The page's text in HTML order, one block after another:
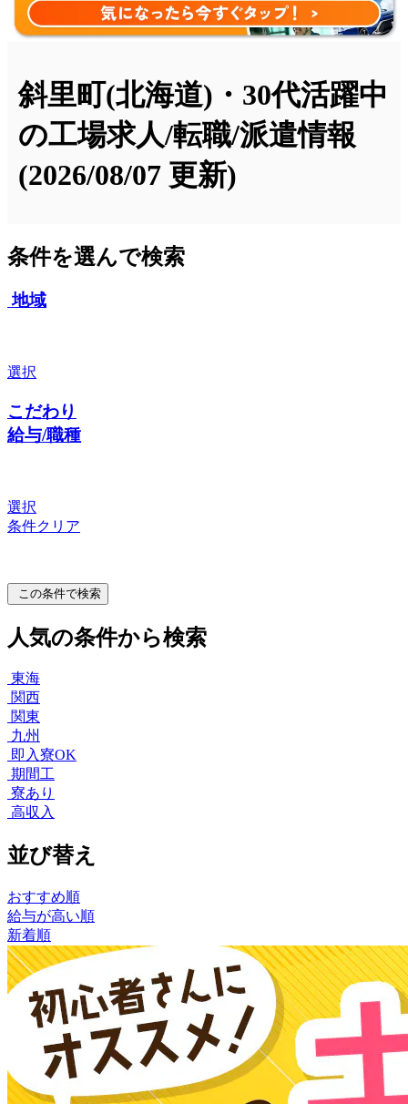
斜里町(北海道)・30代活躍中
の工場求人/転職/派遣情報
(2026/08/07 更新)
条件を選んで検索
地域
選択
こだわり
給与/職種
選択
条件クリア
この条件で検索
人気の条件から検索
東海
関西
関東
九州
即入寮OK
期間工
寮あり
高収入
並び替え
おすすめ順
給与が高い順
新着順